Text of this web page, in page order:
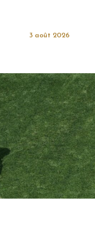
3 août 2026